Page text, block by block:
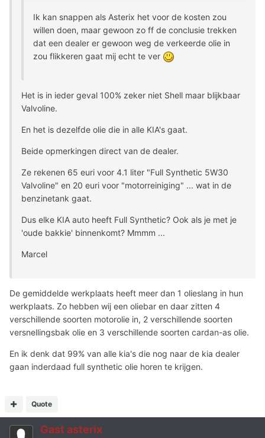
Ik kan snappen als Asterix het voor de kosten zou
willen doen, maar gewoon zo ff de conclusie trekken
dat een dealer er gewoon weg de verkeerde olie in
zou flikkeren gaat mij echt te ver
Het is in ieder geval 100% zeker niet Shell maar blijkbaar
Valvoline.
En het is dezelfde olie die in alle KIA's gaat.
Beide opmerkingen direct van de dealer.
Ze rekenen 65 euri voor 4.1 liter "Full Synthetic 5W30
Valvoline" en 20 euri voor "motorreiniging" ... wat in de
benzinetank gaat.
Dus elke KIA auto heeft Full Synthetic? Ook als je met je
'oude bakkie' binnenkomt? Mmmm ...
Marcel
De gemiddelde werkplaats heeft meer dan 1 olieslang in hun
werkplaats. Zo hebben wij een oliebar en daar zitten 4
verschillende soorten motorolie in, 2 verschillende soorten
versnellingsbak olie en 3 verschillende soorten cardan-as olie.
En ik denk dat 99% van alle kia's die nog naar de kia dealer
gaan inderdaad full synthetic olie horen te krijgen.
Quote
Gast asterix